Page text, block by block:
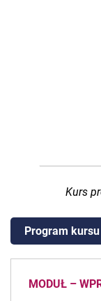
Kurs
Program kursu
MODUŁ –